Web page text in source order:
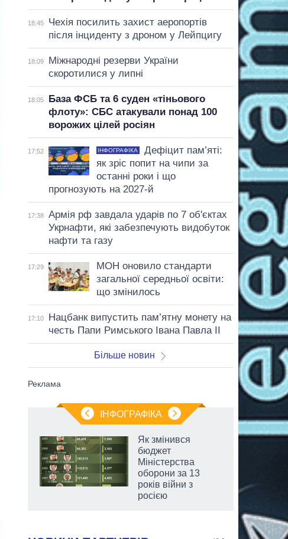
18:45
Чехія посилить захист аеропортів
після інциденту з дроном у Лейпцигу
18:09
Міжнародні резерви України
скоротилися у липні
18:05
База ФСБ та 6 суден «тіньового
флоту»: СБС атакували понад 100
ворожих цілей росіян
17:52 ІНФОГРАФІКА
Дефіцит пам’яті:
як зріс попит на чипи за
останні роки і що
прогнозують на 2027-й
17:38
Армія рф завдала ударів по 7 об'єктах
Укрнафти, які забезпечують видобуток
нафти та газу
17:29
МОН оновило стандарти
загальної середньої освіти:
що змінилось
17:10
Нацбанк випустить пам’ятну монету на
честь Папи Римського Івана Павла II
Більше новин
ІНФОГРАФІКА
Як змінився
бюджет
Міністерства
оборони за 13
років війни з
росією